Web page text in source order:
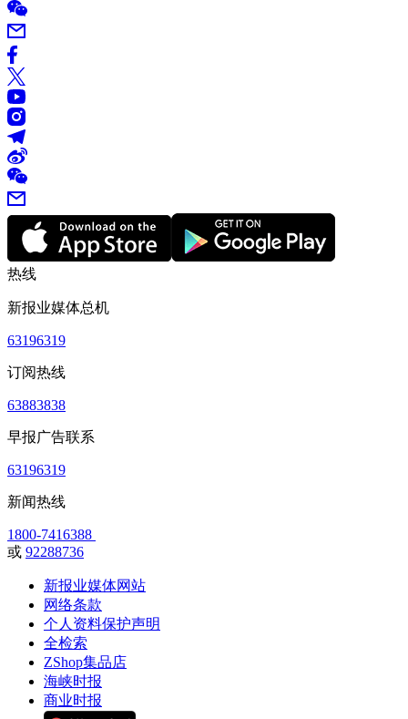
热线
新报业媒体总机
63196319
订阅热线
63883838
早报广告联系
63196319
新闻热线
1800-7416388
或 92288736
新报业媒体网站
网络条款
个人资料保护声明
全检索
ZShop集品店
海峡时报
商业时报